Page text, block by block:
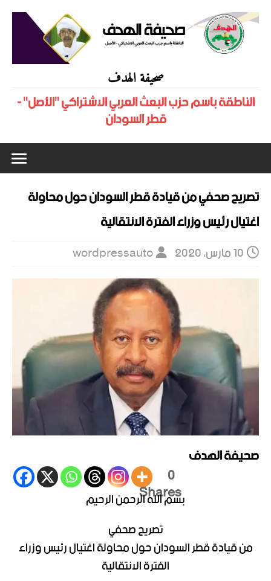
صحيفة الهدف
الناطقة باسم حزب البعث العربي الاشتراكي "الأصل" -
قطر السودان
تصريح صحفي من قيادة قطر السودان حول محاولة
اغتيال رئيس وزراء الفترة الانتقالية
10 مارس، 2020 wordpressauto
صحيفة الهدف
0
Shares
بسم الله الرحمن الرحيم
تصريح صحفي
من قيادة قطر السودان حول محاولة اغتيال رئيس وزراء
الفترة الانتقالية